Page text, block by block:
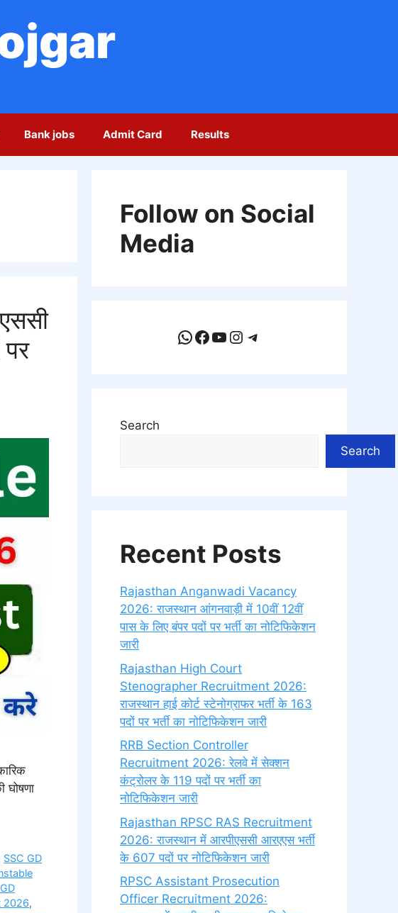
Bank jobs Admit Card Results
घोषणा
SSC GD
2026,
Follow on Social
Media
WhatsApp
Facebook
YouTube
Instagram
Telegram
Search
Search
Recent Posts
Rajasthan Anganwadi Vacancy
2026: राजस्थान आंगनवाड़ी में 10वीं 12वीं
पास के लिए बंपर पदों पर भर्ती का नोटिफिकेशन
जारी
Rajasthan High Court
Stenographer Recruitment 2026:
राजस्थान हाई कोर्ट स्टेनोग्राफर भर्ती के 163
पदों पर भर्ती का नोटिफिकेशन जारी
RRB Section Controller
Recruitment 2026: रेलवे में सेक्शन
कंट्रोलर के 119 पदों पर भर्ती का
नोटिफिकेशन जारी
Rajasthan RPSC RAS Recruitment
2026: राजस्थान में आरपीएससी आरएएस भर्ती
के 607 पदों पर नोटिफिकेशन जारी
RPSC Assistant Prosecution
Officer Recruitment 2026: